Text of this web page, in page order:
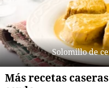
Solomillo de
Más recetas